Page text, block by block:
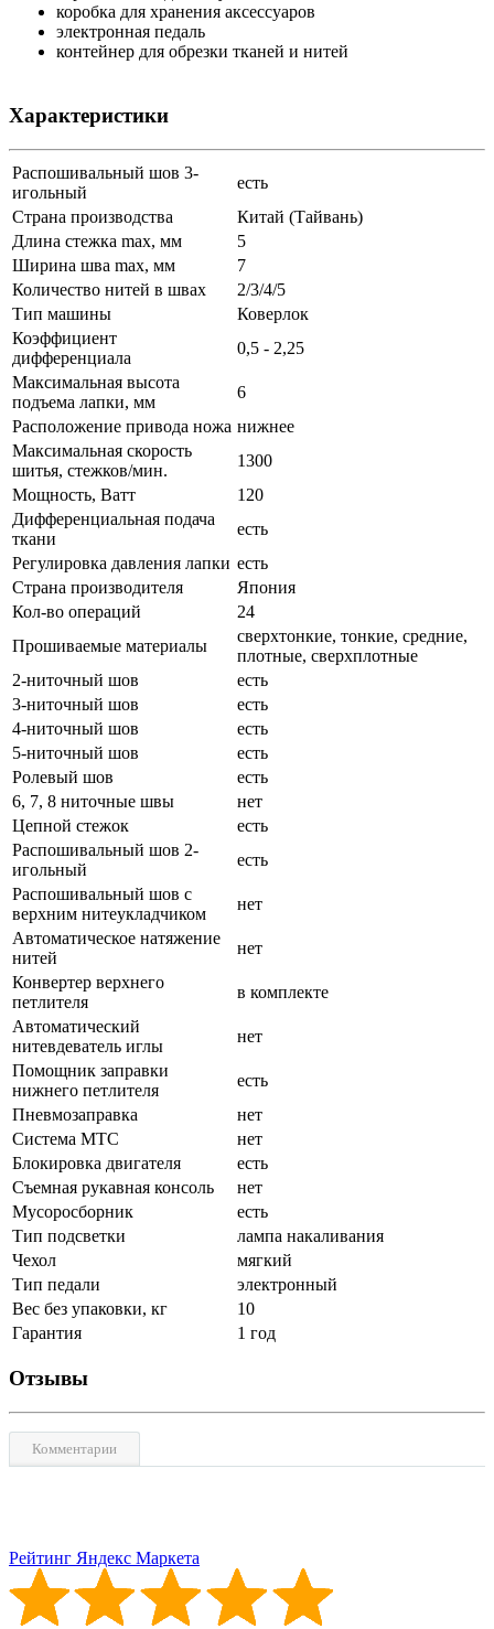
коробка для хранения аксессуаров
электронная педаль
контейнер для обрезки тканей и нитей
Характеристики
Распошивальный шов 3-
игольный
есть
Страна производства
Китай (Тайвань)
Длина стежка max, мм
5
Ширина шва max, мм
7
Количество нитей в швах
2/3/4/5
Тип машины
Коверлок
Коэффициент
дифференциала
0,5 - 2,25
Максимальная высота
подъема лапки, мм
6
Расположение привода ножа нижнее
Максимальная скорость
шитья, стежков/мин.
1300
Мощность, Ватт
120
Дифференциальная подача
ткани
есть
Регулировка давления лапки есть
Страна производителя
Япония
Кол-во операций
24
Прошиваемые материалы
сверхтонкие, тонкие, средние,
плотные, сверхплотные
2-ниточный шов
есть
3-ниточный шов
есть
4-ниточный шов
есть
5-ниточный шов
есть
Ролевый шов
есть
6, 7, 8 ниточные швы
нет
Цепной стежок
есть
Распошивальный шов 2-
игольный
есть
Распошивальный шов с
верхним нитеукладчиком
нет
Автоматическое натяжение
нитей
нет
Конвертер верхнего
петлителя
в комплекте
Автоматический
нитевдеватель иглы
нет
Помощник заправки
нижнего петлителя
есть
Пневмозаправка
нет
Система MTC
нет
Блокировка двигателя
есть
Съемная рукавная консоль
нет
Мусоросборник
есть
Тип подсветки
лампа накаливания
Чехол
мягкий
Тип педали
электронный
Вес без упаковки, кг
10
Гарантия
1 год
Отзывы
Комментарии
Рейтинг Яндекс Маркета